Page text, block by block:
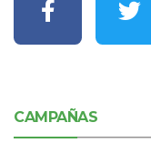
CAMPAÑAS